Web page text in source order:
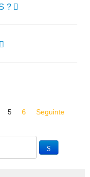
?
5 6 Seguinte